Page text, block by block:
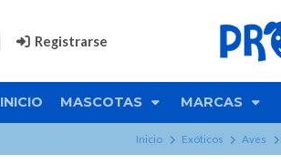
Registrarse
INICIO MASCOTAS MARCAS
Inicio Exóticos Aves